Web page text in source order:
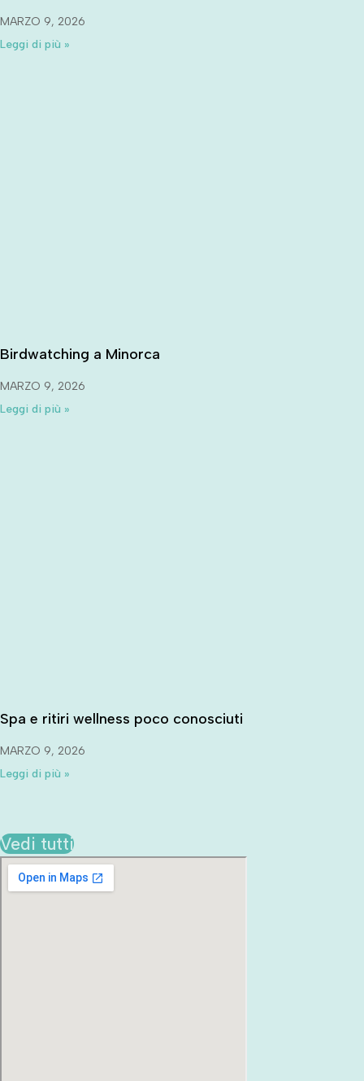
MARZO 9, 2026
Leggi di più »
Birdwatching a Minorca
MARZO 9, 2026
Leggi di più »
Spa e ritiri wellness poco conosciuti
MARZO 9, 2026
Leggi di più »
Vedi tutti